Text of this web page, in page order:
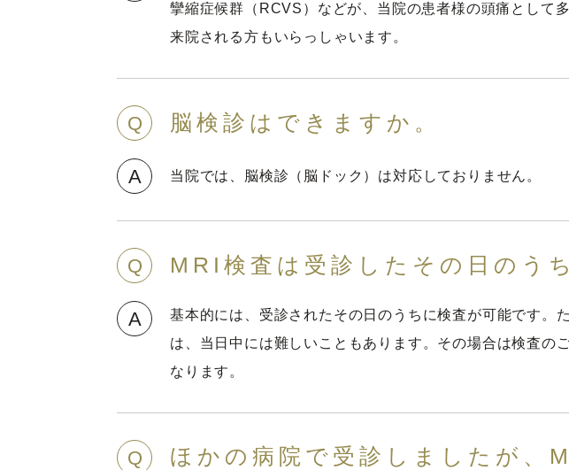
攣縮症候群（RCVS）などが、当院の患者様の頭痛として
来院される方もいらっしゃいます。
Q 脳検診はできますか。
A 当院では、脳検診（脳ドック）は対応しておりません。
Q MRI検査は受診したその日のう
A
基本的には、受診されたその日のうちに検査が可能です。
は、当日中には難しいこともあります。その場合は検査の
なります。
Q
ほかの病院で受診しましたが、